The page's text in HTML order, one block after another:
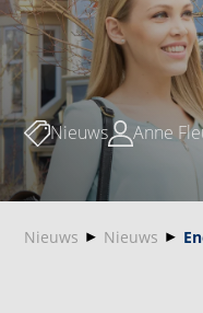
Nieuws Anne
Nieuws Nieuws